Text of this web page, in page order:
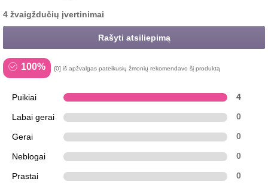
4 žvaigždučių įvertinimai
Rašyti atsiliepimą
100% {0] iš apžvalgas pateikusių žmonių rekomendavo šį produktą
Puikiai 4
Labai gerai 0
Gerai 0
Neblogai 0
Prastai 0